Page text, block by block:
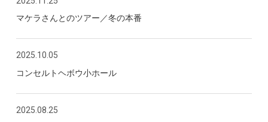
マケラさんとのツアー／冬の本番
2025.10.05
コンセルトヘボウ小ホール
2025.08.25